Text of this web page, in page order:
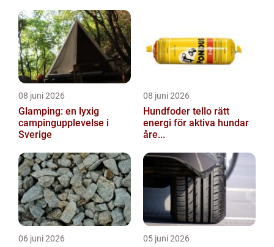
08 juni 2026
Glamping: en lyxig
campingupplevelse i
Sverige
08 juni 2026
Hundfoder tello rätt
energi för aktiva hundar
åre...
06 juni 2026 05 juni 2026